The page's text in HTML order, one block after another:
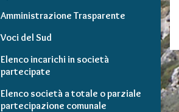
Amministrazione Trasparente
Voci del Sud
Elenco incarichi in società
partecipate
Elenco società a totale o parziale
partecipazione comunale